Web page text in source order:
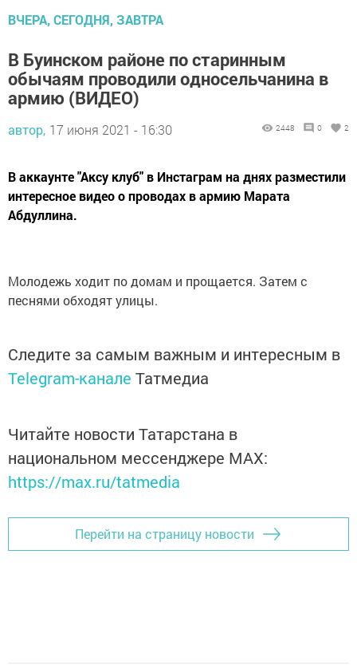
ВЧЕРА, СЕГОДНЯ, ЗАВТРА
В Буинском районе по старинным
обычаям проводили односельчанина в
армию (ВИДЕО)
автор, 17 июня 2021 - 16:30 2448 0 2
В аккаунте "Аксу клуб" в Инстаграм на днях разместили
интересное видео о проводах в армию Марата
Абдуллина.
Молодежь ходит по домам и прощается. Затем с
песнями обходят улицы.
Следите за самым важным и интересным в
Telegram-канале Татмедиа
Читайте новости Татарстана в
национальном мессенджере MАХ:
https://max.ru/tatmedia
Перейти на страницу новости